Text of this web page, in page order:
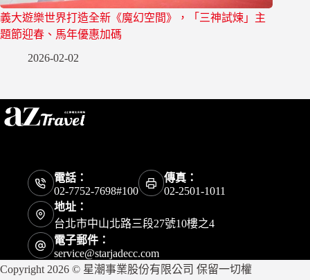
義大遊樂世界打造全新《魔幻空間》，「三神試煉」主
題節迎春、馬年優惠加碼
2026-02-02
電話：
02-7752-7698#100
傳真：
02-2501-1011
地址：
台北市中山北路三段27號10樓之4
電子郵件：
service@starjadecc.com
Copyright 2026 © 星潮事業股份有限公司 保留一切權